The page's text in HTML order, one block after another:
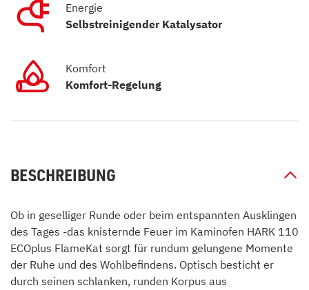
Energie
Selbstreinigender Katalysator
Komfort
Komfort-Regelung
BESCHREIBUNG
Ob in geselliger Runde oder beim entspannten Ausklingen
des Tages -das knisternde Feuer im Kaminofen HARK 110
ECOplus FlameKat sorgt für rundum gelungene Momente
der Ruhe und des Wohlbefindens. Optisch besticht er
durch seinen schlanken, runden Korpus aus